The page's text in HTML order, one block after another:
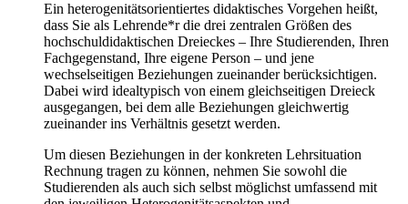
Ein heterogenitätsorientiertes didaktisches Vorgehen heißt,
dass Sie als Lehrende*r die drei zentralen Größen des
hochschuldidaktischen Dreieckes – Ihre Studierenden, Ihren
Fachgegenstand, Ihre eigene Person – und jene
wechselseitigen Beziehungen zueinander berücksichtigen.
Dabei wird idealtypisch von einem gleichseitigen Dreieck
ausgegangen, bei dem alle Beziehungen gleichwertig
zueinander ins Verhältnis gesetzt werden.
Um diesen Beziehungen in der konkreten Lehrsituation
Rechnung tragen zu können, nehmen Sie sowohl die
Studierenden als auch sich selbst möglichst umfassend mit